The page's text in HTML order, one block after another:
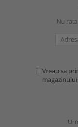
Nu
Vreau sa